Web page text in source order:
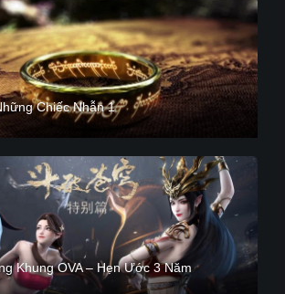
Chiếc Nhẫn 1
Khung OVA – Hẹn Ước 3 Năm